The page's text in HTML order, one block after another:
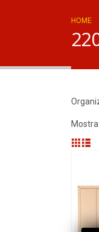
HOME
Mostra: